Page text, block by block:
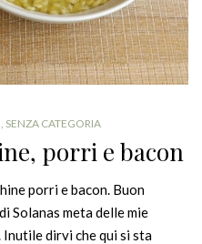
SENZA CATEGORIA
porri e bacon
porri e bacon. Buon
Solanas meta delle mie
Inutile dirvi che qui si sta